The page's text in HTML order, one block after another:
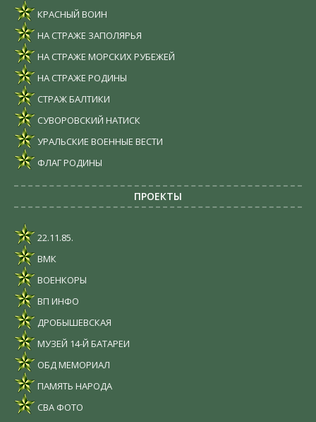
КРАСНЫЙ ВОИН
НА СТРАЖЕ ЗАПОЛЯРЬЯ
НА СТРАЖЕ МОРСКИХ РУБЕЖЕЙ
НА СТРАЖЕ РОДИНЫ
СТРАЖ БАЛТИКИ
СУВОРОВСКИЙ НАТИСК
УРАЛЬСКИЕ ВОЕННЫЕ ВЕСТИ
ФЛАГ РОДИНЫ
ПРОЕКТЫ
22.11.85.
ВМК
ВОЕНКОРЫ
ВП ИНФО
ДРОБЫШЕВСКАЯ
МУЗЕЙ 14-Й БАТАРЕИ
ОБД МЕМОРИАЛ
ПАМЯТЬ НАРОДА
СВА ФОТО